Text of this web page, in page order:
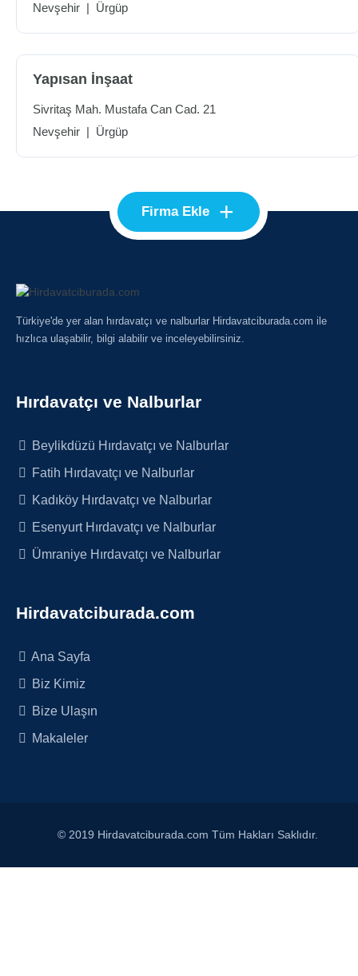
Nevşehir | Ürgüp
Yapısan İnşaat
Sivritaş Mah. Mustafa Can Cad. 21
Nevşehir | Ürgüp
Firma Ekle +
Türkiye'de yer alan hırdavatçı ve nalburlar Hirdavatciburada.com ile
hızlıca ulaşabilir, bilgi alabilir ve inceleyebilirsiniz.
Hırdavatçı ve Nalburlar
Beylikdüzü Hırdavatçı ve Nalburlar
Fatih Hırdavatçı ve Nalburlar
Kadıköy Hırdavatçı ve Nalburlar
Esenyurt Hırdavatçı ve Nalburlar
Ümraniye Hırdavatçı ve Nalburlar
Hirdavatciburada.com
Ana Sayfa
Biz Kimiz
Bize Ulaşın
Makaleler
© 2019 Hirdavatciburada.com Tüm Hakları Saklıdır.